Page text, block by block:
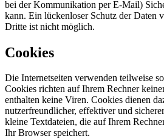
bei der Kommunikation per E-Mail)
kann. Ein lückenloser Schutz der Daten
Dritte ist nicht möglich.
Cookies
Die Internetseiten verwenden teilweise
Cookies richten auf Ihrem Rechner
enthalten keine Viren. Cookies dienen
nutzerfreundlicher, effektiver und
kleine Textdateien, die auf Ihrem
Ihr Browser speichert.